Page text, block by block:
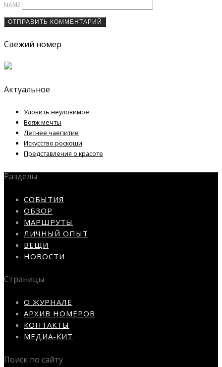
NAME
Свежий номер
Актуальное
Уловить неуловимое
Вояж мечты
Летнее чаепитие
Искусство роскоши
Представления о красоте
Разделы
СОБЫТИЯ
ОБЗОР
МАРШРУТЫ
ЛИЧНЫЙ ОПЫТ
ВЕЩИ
НОВОСТИ
Страницы
О ЖУРНАЛЕ
АРХИВ НОМЕРОВ
КОНТАКТЫ
МЕДИА-КИТ
Поиск по сайту